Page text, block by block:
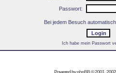
Passwort:
Bei jedem Besuch
Ich habe mein Passwort
Powered byphpBB© 2001,